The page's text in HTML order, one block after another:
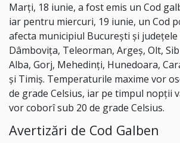
Marți, 18 iunie, a fost emis un Cod
iar pentru miercuri, 19 iunie, un Cod
afecta municipiul București și
Dâmboviţa, Teleorman, Argeş, Olt,
Alba, Gorj, Mehedinţi, Hunedoara,
și Timiș. Temperaturile maxime vor
de grade Celsius, iar pe timpul nopții
vor coborî sub 20 de grade Celsius.
Avertizări de Cod Galben